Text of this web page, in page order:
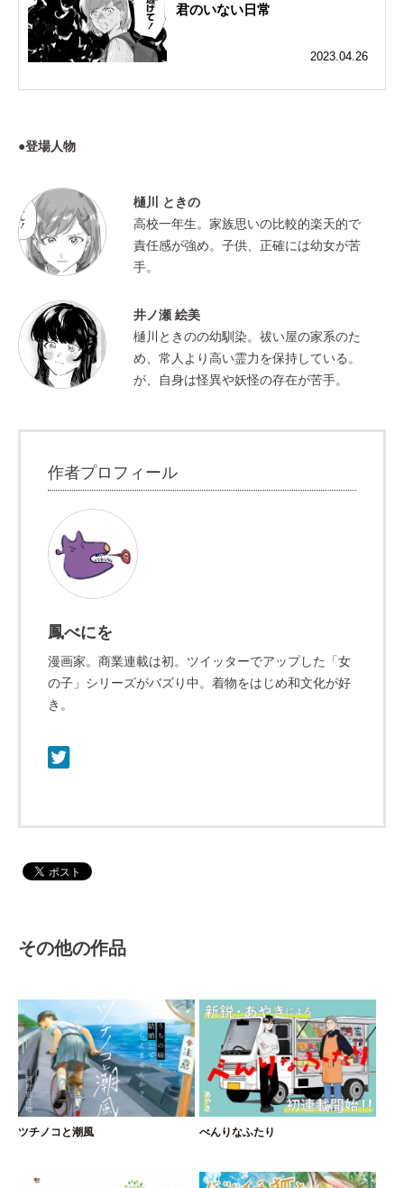
君のいない日常
2023.04.26
●登場人物
樋川 ときの
高校一年生。家族思いの比較的楽天的で
責任感が強め。子供、正確には幼女が苦
手。
井ノ瀬 絵美
樋川ときのの幼馴染。祓い屋の家系のた
め、常人より高い霊力を保持している。
が、自身は怪異や妖怪の存在が苦手。
作者プロフィール
鳳べにを
漫画家。商業連載は初。ツイッターでアップした「女
の子」シリーズがバズり中。着物をはじめ和文化が好
き。
その他の作品
ツチノコと潮風 べんりなふたり